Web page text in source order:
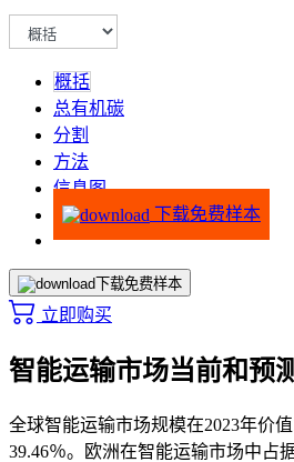
概括
总有机碳
分割
方法
信息图
下载免费样本
下载免费样本
立即购买
智能运输市场当前和预
全球智能运输市场规模在2023年价
39.46％。欧洲在智能运输市场中占